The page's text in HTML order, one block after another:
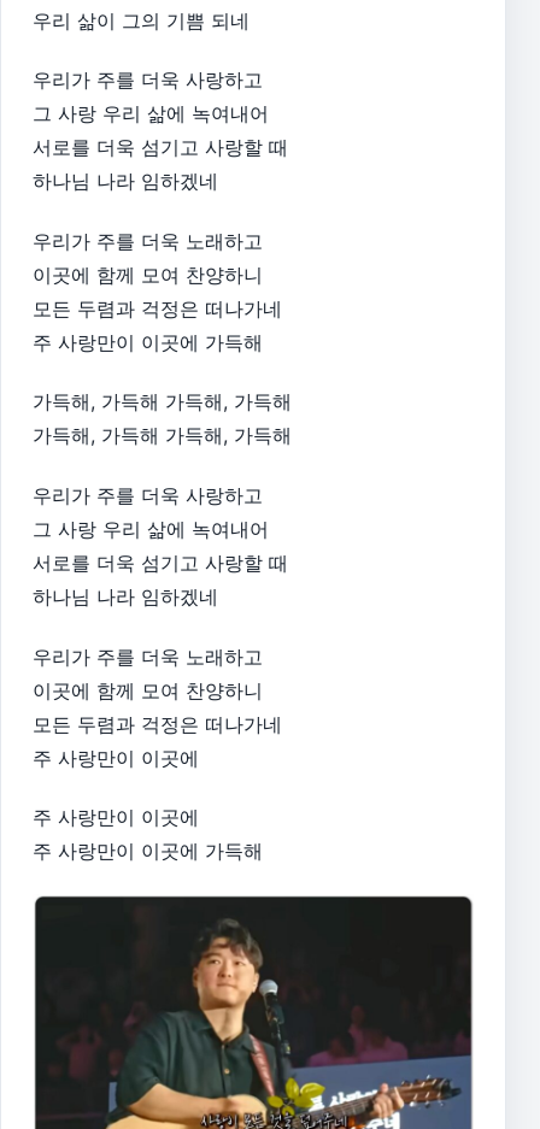
우리 삶이 그의 기쁨 되네
우리가 주를 더욱 사랑하고
그 사랑 우리 삶에 녹여내어
서로를 더욱 섬기고 사랑할 때
하나님 나라 임하겠네
우리가 주를 더욱 노래하고
이곳에 함께 모여 찬양하니
모든 두렴과 걱정은 떠나가네
주 사랑만이 이곳에 가득해
가득해, 가득해 가득해, 가득해
가득해, 가득해 가득해, 가득해
우리가 주를 더욱 사랑하고
그 사랑 우리 삶에 녹여내어
서로를 더욱 섬기고 사랑할 때
하나님 나라 임하겠네
우리가 주를 더욱 노래하고
이곳에 함께 모여 찬양하니
모든 두렴과 걱정은 떠나가네
주 사랑만이 이곳에
주 사랑만이 이곳에
주 사랑만이 이곳에 가득해